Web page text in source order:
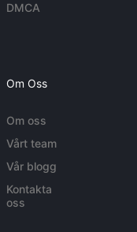
DMCA
Om Oss
Om oss
Vårt team
Vår blogg
Kontakta
oss